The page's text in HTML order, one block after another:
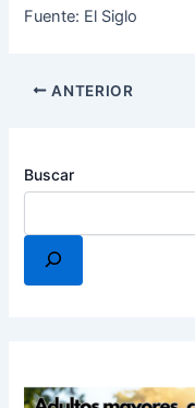
Fuente: El Siglo
ANTERIOR
Buscar